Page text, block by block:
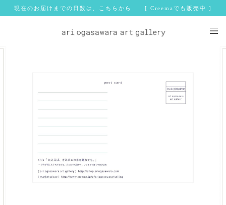
現在のお届けまでの日数は、こちらから [ Creemaでも販売中 ]